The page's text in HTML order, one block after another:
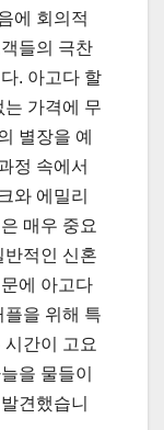
에 회의적
들의 극찬
. 아고다 할
가격에 무
별장을 예
정 속에서
와 에밀리
매우 중요
반적인 신혼
에 아고다
플을 위해 특
간이 고요
을 물들이
견했습니